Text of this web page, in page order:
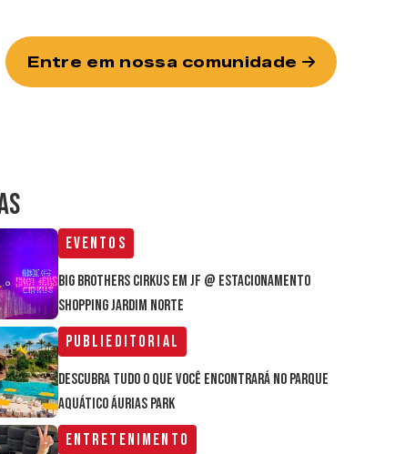
Entre em nossa comunidade
Eventos
Big Brothers Cirkus em JF @ estacionamento
Shopping Jardim Norte
Publieditorial
Descubra tudo o que você encontrará no parque
aquático Áurias Park
Entretenimento